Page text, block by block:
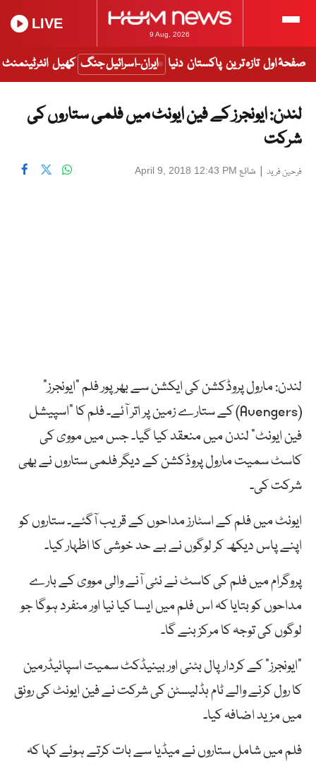
9 Aug, 2026
LIVE
صفحۂ اول تازہ ترین پاکستان دنیا ایران-اسرائیل جنگ کھیل انٹرٹینمنٹ
لندن: ایونجرز کے فین ایونٹ میں فلمی ستاروں کی
شرکت
فرحین فرید | شائع April 9, 2018 12:43 PM
لندن: مارول پروڈکشن کی ایکشن سے بھر پور فلم ”ایونجرز”
(Avengers) کے ستارے زمین پر اتر آئے۔ فلم کا ”اسپیشل
فین ایونٹ” لندن میں منعقد کیا گیا۔ جس میں مووی کی
کاسٹ سمیت مارول پروڈکشن کے دیگر فلمی ستاروں نے بھی
شرکت کی۔
ایونٹ میں فلم کے اسٹارز مداحوں کے قریب آگئے۔ ستاروں کو
اپنے پاس دیکھ کر لوگوں نے بے حد خوشی کا اظہار کیا۔
پروگرام میں فلم کی کاسٹ نے نئی آنے والی مووی کے بارے
مداحوں کو بتایا کہ اس فلم میں ایسا کیا نیا اور منفرد ہوگا جو
لوگوں کی توجہ کا مرکز بنے گا۔
”ایونجرز” کے کردار پال بٹنی اور بینیڈکٹ سمیت اسپائیڈرمین
کا رول کرنے والے ٹام ہڈلیسٹن کی شرکت نے فین ایونٹ کی رونق
میں مزید اضافہ کیا۔
فلم میں شامل ستاروں نے میڈیا سے بات کرتے ہوئے کہا کہ